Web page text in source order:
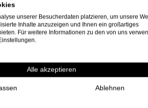
unserer Besucherdaten platzieren, um unsere
Inhalte anzuzeigen und Ihnen ein großartiges
Für weitere Informationen zu den von uns
Alle akzeptieren
Ablehnen